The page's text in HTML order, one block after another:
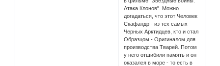
Атака Клонов". Можно
догадаться, что этот Человек
Скафандр - из тех самых
Черных Арктидцев, кто и стал
Образцом - Оригиналом для
производства Тварей. Потом
у него отшибили память и он
оказался в море - то есть в